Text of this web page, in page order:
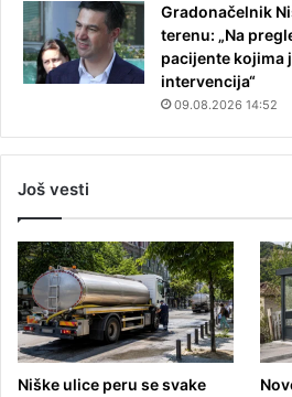
Gradonačelnik
terenu: „Na
pacijente kojima
intervencija“
09.08.2026 14:52
Još vesti
Niške ulice peru se svake